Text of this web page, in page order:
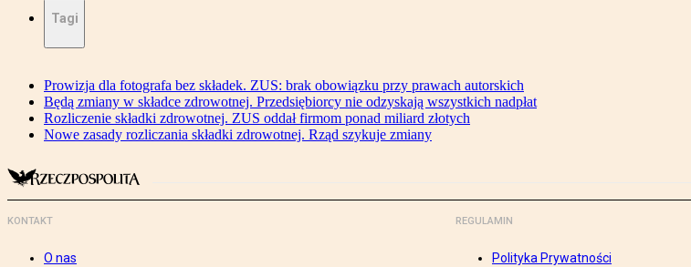
Tagi
Prowizja dla fotografa bez składek. ZUS: brak obowiązku przy prawach autorskich
Będą zmiany w składce zdrowotnej. Przedsiębiorcy nie odzyskają wszystkich nadpłat
Rozliczenie składki zdrowotnej. ZUS oddał firmom ponad miliard złotych
Nowe zasady rozliczania składki zdrowotnej. Rząd szykuje zmiany
KONTAKT
O nas
REGULAMIN
Polityka Prywatności